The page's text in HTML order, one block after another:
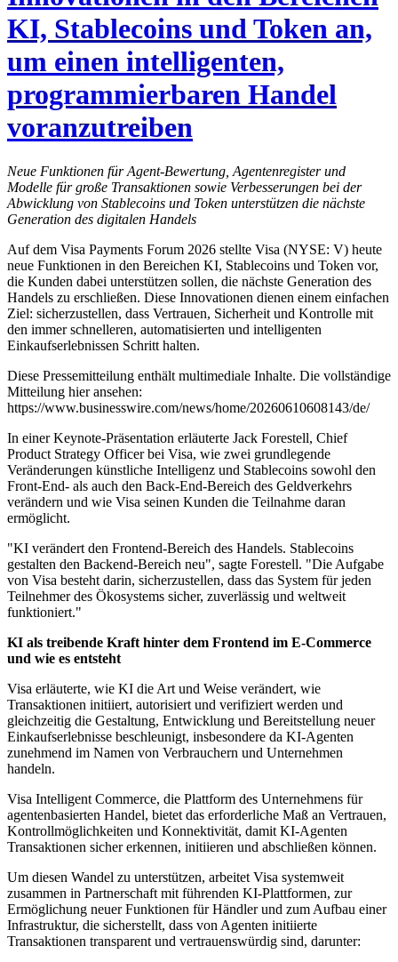
KI, Stablecoins und Token an,
um einen intelligenten,
programmierbaren Handel
voranzutreiben
Neue Funktionen für Agent-Bewertung, Agentenregister und
Modelle für große Transaktionen sowie Verbesserungen bei der
Abwicklung von Stablecoins und Token unterstützen die nächste
Generation des digitalen Handels
Auf dem Visa Payments Forum 2026 stellte Visa (NYSE: V) heute
neue Funktionen in den Bereichen KI, Stablecoins und Token vor,
die Kunden dabei unterstützen sollen, die nächste Generation des
Handels zu erschließen. Diese Innovationen dienen einem einfachen
Ziel: sicherzustellen, dass Vertrauen, Sicherheit und Kontrolle mit
den immer schnelleren, automatisierten und intelligenten
Einkaufserlebnissen Schritt halten.
Diese Pressemitteilung enthält multimediale Inhalte. Die vollständige
Mitteilung hier ansehen:
https://www.businesswire.com/news/home/20260610608143/de/
In einer Keynote-Präsentation erläuterte Jack Forestell, Chief
Product Strategy Officer bei Visa, wie zwei grundlegende
Veränderungen künstliche Intelligenz und Stablecoins sowohl den
Front-End- als auch den Back-End-Bereich des Geldverkehrs
verändern und wie Visa seinen Kunden die Teilnahme daran
ermöglicht.
"KI verändert den Frontend-Bereich des Handels. Stablecoins
gestalten den Backend-Bereich neu", sagte Forestell. "Die Aufgabe
von Visa besteht darin, sicherzustellen, dass das System für jeden
Teilnehmer des Ökosystems sicher, zuverlässig und weltweit
funktioniert."
KI als treibende Kraft hinter dem Frontend im E-Commerce
und wie es entsteht
Visa erläuterte, wie KI die Art und Weise verändert, wie
Transaktionen initiiert, autorisiert und verifiziert werden und
gleichzeitig die Gestaltung, Entwicklung und Bereitstellung neuer
Einkaufserlebnisse beschleunigt, insbesondere da KI-Agenten
zunehmend im Namen von Verbrauchern und Unternehmen
handeln.
Visa Intelligent Commerce, die Plattform des Unternehmens für
agentenbasierten Handel, bietet das erforderliche Maß an Vertrauen,
Kontrollmöglichkeiten und Konnektivität, damit KI-Agenten
Transaktionen sicher erkennen, initiieren und abschließen können.
Um diesen Wandel zu unterstützen, arbeitet Visa systemweit
zusammen in Partnerschaft mit führenden KI-Plattformen, zur
Ermöglichung neuer Funktionen für Händler und zum Aufbau einer
Infrastruktur, die sicherstellt, dass von Agenten initiierte
Transaktionen transparent und vertrauenswürdig sind, darunter: